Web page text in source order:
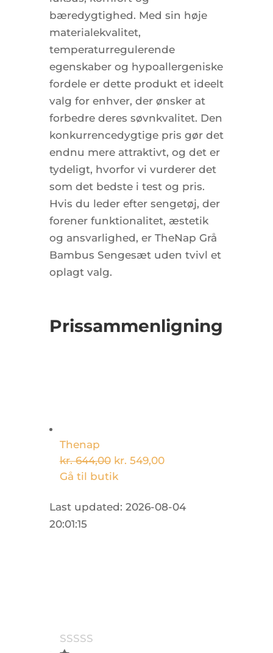
bæredygtighed. Med sin høje
materialekvalitet,
temperaturregulerende
egenskaber og hypoallergeniske
fordele er dette produkt et ideelt
valg for enhver, der ønsker at
forbedre deres søvnkvalitet. Den
konkurrencedygtige pris gør det
endnu mere attraktivt, og det er
tydeligt, hvorfor vi vurderer det
som det bedste i test og pris.
Hvis du leder efter sengetøj, der
forener funktionalitet, æstetik
og ansvarlighed, er TheNap Grå
Bambus Sengesæt uden tvivl et
oplagt valg.
Prissammenligning
Thenap
kr. 644,00 kr. 549,00
Gå til butik
Last updated: 2026-08-04
20:01:15